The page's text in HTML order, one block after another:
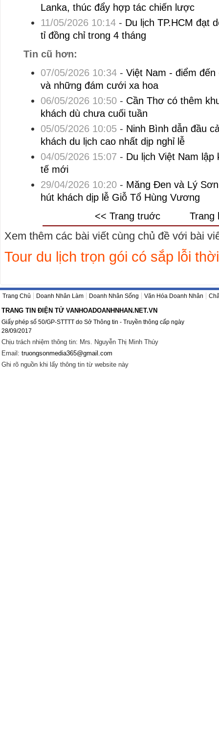
Lanka, thúc đẩy hợp tác chiến lược
11/05/2026 10:14- Du lịch TP.HCM đạt
tỉ đồng chỉ trong 4 tháng
Tin cũ hơn:
07/05/2026 10:34- Việt Nam - điểm
và những đám cưới xa hoa
06/05/2026 10:50- Cần Thơ có thêm
khách dù chưa cuối tuần
05/05/2026 10:05- Ninh Bình dẫn đầu
khách du lịch cao nhất dịp nghỉ lễ
04/05/2026 15:07 - Du lịch Việt Nam lập
tế mới
29/04/2026 10:20- Măng Đen và Lý
hút khách dịp lễ Giỗ Tổ Hùng Vương
<< Trang truớc
Trang
Xem thêm các bài viết cùng chủ đề với bài
Tour du lịch trọn gói có sắp lỗi
Trang Chủ Doanh Nhân Làm Doanh Nhân Sống Văn Hóa Doanh Nhân
TRANG TIN ĐIỆN TỬ VANHOADOANHNHAN.NET.VN
Giấy phép số 50/GP-STTTT do Sở Thông tin - Truyền thông cấp ngày
28/09/2017
Chịu trách nhiệm thông tin: Mrs. Nguyễn Thị Minh Thúy
Email: truongsonmedia365@gmail.com
Ghi rõ nguồn khi lấy thông tin từ website này